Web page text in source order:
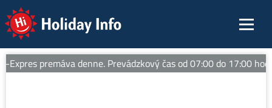
Holiday Info
premáva denne. Prevádzkový čas od 07:00 do 17:00